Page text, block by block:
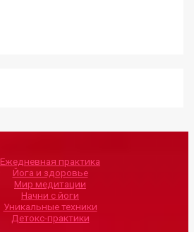
Ежедневная практика
Йога и здоровье
Мир медитации
Начни с йоги
Уникальные техники
Детокс-практики